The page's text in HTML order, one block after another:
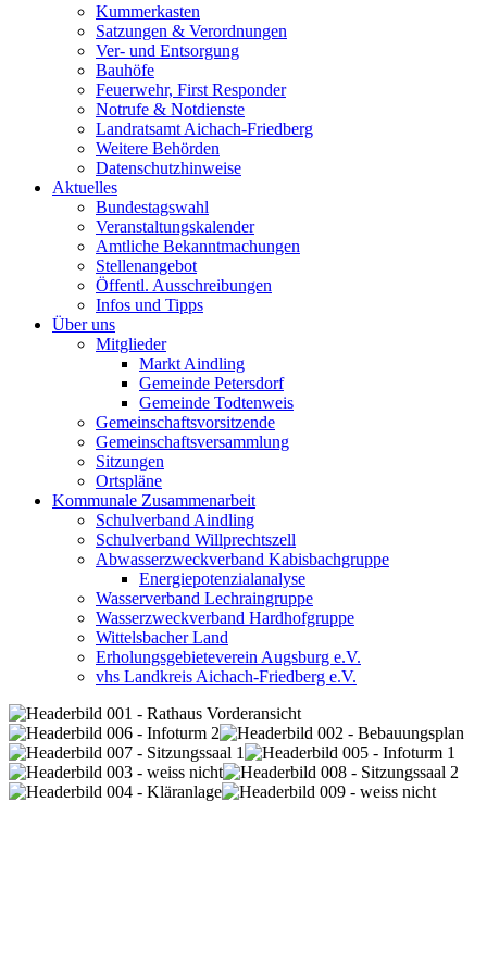
Kummerkasten
Satzungen & Verordnungen
Ver- und Entsorgung
Bauhöfe
Feuerwehr, First Responder
Notrufe & Notdienste
Landratsamt Aichach-Friedberg
Weitere Behörden
Datenschutzhinweise
Aktuelles
Bundestagswahl
Veranstaltungskalender
Amtliche Bekanntmachungen
Stellenangebot
Öffentl. Ausschreibungen
Infos und Tipps
Über uns
Mitglieder
Markt Aindling
Gemeinde Petersdorf
Gemeinde Todtenweis
Gemeinschaftsvorsitzende
Gemeinschaftsversammlung
Sitzungen
Ortspläne
Kommunale Zusammenarbeit
Schulverband Aindling
Schulverband Willprechtszell
Abwasserzweckverband Kabisbachgruppe
Energiepotenzialanalyse
Wasserverband Lechraingruppe
Wasserzweckverband Hardhofgruppe
Wittelsbacher Land
Erholungsgebieteverein Augsburg e.V.
vhs Landkreis Aichach-Friedberg e.V.